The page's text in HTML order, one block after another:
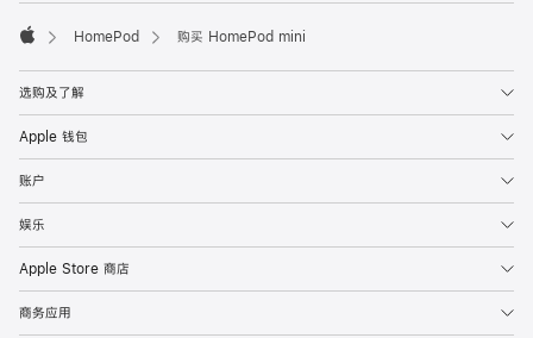
HomePod 购买 HomePod mini
选购及了解
Apple 钱包
账户
娱乐
Apple Store 商店
商务应用